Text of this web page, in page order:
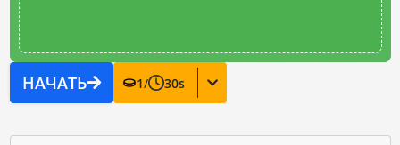
НАЧАТЬ 1/ 30s